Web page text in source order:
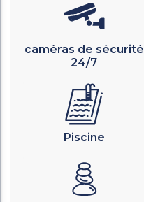
caméras de sécurité
24/7
Piscine